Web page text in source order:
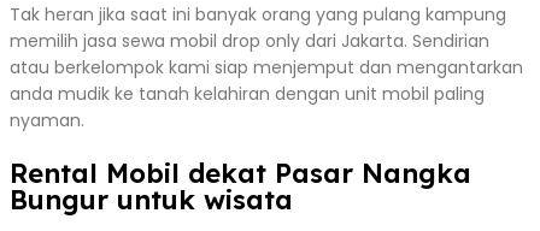
Tak heran jika saat ini banyak orang yang pulang kampung
memilih jasa sewa mobil drop only dari Jakarta. Sendirian
atau berkelompok kami siap menjemput dan mengantarkan
anda mudik ke tanah kelahiran dengan unit mobil paling
nyaman.
Rental Mobil dekat Pasar Nangka
Bungur untuk wisata